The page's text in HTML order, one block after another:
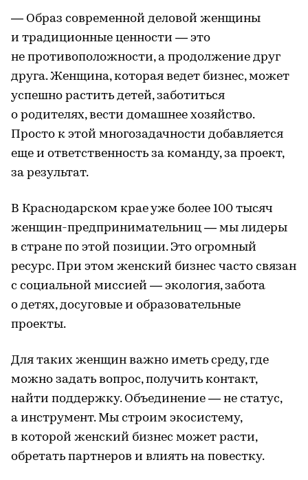
— Образ современной деловой женщины
и традиционные ценности — это
не противоположности, а продолжение друг
друга. Женщина, которая ведет бизнес, может
успешно растить детей, заботиться
о родителях, вести домашнее хозяйство.
Просто к этой многозадачности добавляется
еще и ответственность за команду, за проект,
за результат.
В Краснодарском крае уже более 100 тысяч
женщин-предпринимательниц — мы лидеры
в стране по этой позиции. Это огромный
ресурс. При этом женский бизнес часто связан
с социальной миссией — экология, забота
о детях, досуговые и образовательные
проекты.
Для таких женщин важно иметь среду, где
можно задать вопрос, получить контакт,
найти поддержку. Объединение — не статус,
а инструмент. Мы строим экосистему,
в которой женский бизнес может расти,
обретать партнеров и влиять на повестку.